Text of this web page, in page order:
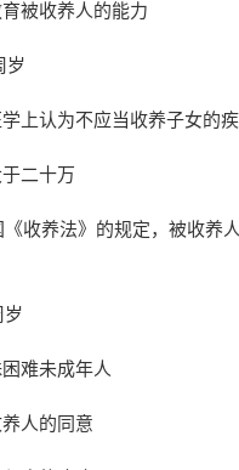
被收养人的能力
岁
上认为不应当收养子女的
二十万
收养法》的规定，被收养
难未成年人
人的同意